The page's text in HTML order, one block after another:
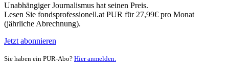
Unabhängiger Journalismus hat seinen Preis.
Lesen Sie fondsprofessionell.at PUR für 27,99€ pro Monat
(jährliche Abrechnung).
Jetzt abonnieren
Sie haben ein PUR-Abo? Hier anmelden.